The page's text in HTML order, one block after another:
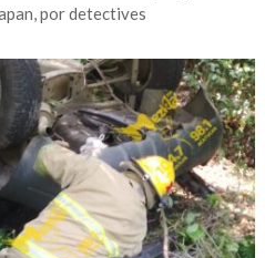
por detectives